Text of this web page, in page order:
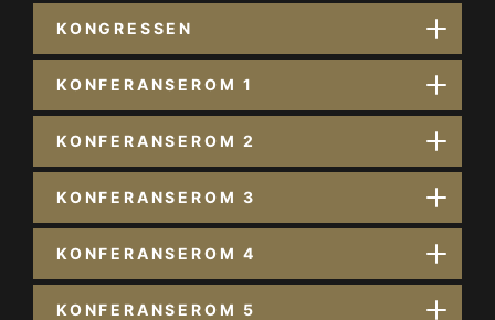
KONGRESSEN
KONFERANSEROM 1
KONFERANSEROM 2
KONFERANSEROM 3
KONFERANSEROM 4
KONFERANSEROM 5